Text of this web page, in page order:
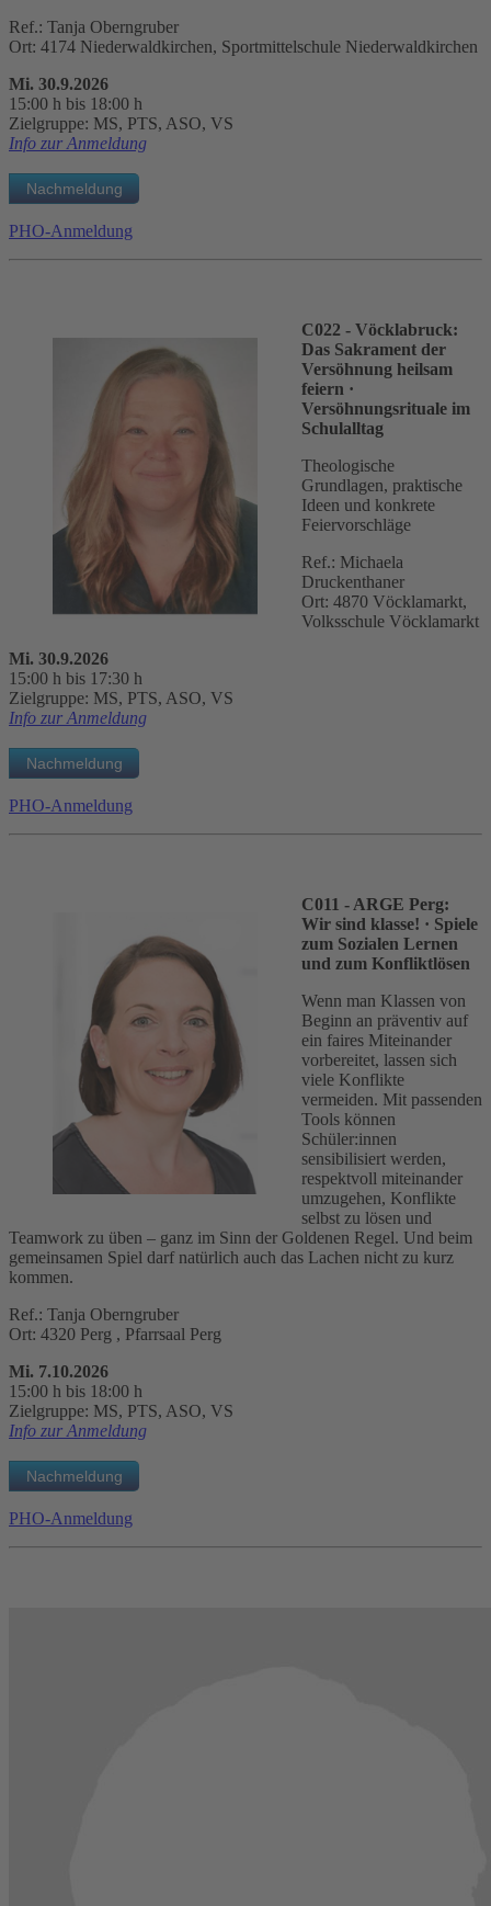
Ref.: Tanja Oberngruber
Ort: 4174 Niederwaldkirchen, Sportmittelschule Niederwaldkirchen
Mi. 30.9.2026
15:00 h bis 18:00 h
Zielgruppe: MS, PTS, ASO, VS
Info zur Anmeldung
PHO-Anmeldung
C022 - Vöcklabruck:
Das Sakrament der
Versöhnung heilsam
feiern ·
Versöhnungsrituale im
Schulalltag
Theologische
Grundlagen, praktische
Ideen und konkrete
Feiervorschläge
Ref.: Michaela
Druckenthaner
Ort: 4870 Vöcklamarkt,
Volksschule Vöcklamarkt
Mi. 30.9.2026
15:00 h bis 17:30 h
Zielgruppe: MS, PTS, ASO, VS
Info zur Anmeldung
PHO-Anmeldung
C011 - ARGE Perg:
Wir sind klasse! · Spiele
zum Sozialen Lernen
und zum Konfliktlösen
Wenn man Klassen von
Beginn an präventiv auf
ein faires Miteinander
vorbereitet, lassen sich
viele Konflikte
vermeiden. Mit passenden
Tools können
Schüler:innen
sensibilisiert werden,
respektvoll miteinander
umzugehen, Konflikte
selbst zu lösen und
Teamwork zu üben – ganz im Sinn der Goldenen Regel. Und beim
gemeinsamen Spiel darf natürlich auch das Lachen nicht zu kurz
kommen.
Ref.: Tanja Oberngruber
Ort: 4320 Perg , Pfarrsaal Perg
Mi. 7.10.2026
15:00 h bis 18:00 h
Zielgruppe: MS, PTS, ASO, VS
Info zur Anmeldung
PHO-Anmeldung